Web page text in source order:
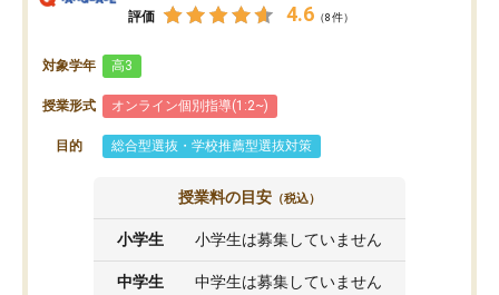
評価 4.6 （8件）
対象学年 高3
授業形式 オンライン個別指導(1:2~)
目的 総合型選抜・学校推薦型選抜対策
授業料の目安 （税込）
小学生 小学生は募集していません
中学生 中学生は募集していません